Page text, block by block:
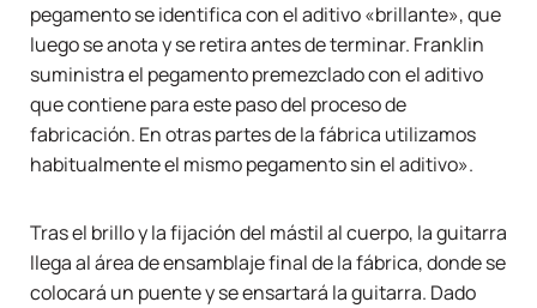
pegamento se identifica con el aditivo «brillante», que
luego se anota y se retira antes de terminar. Franklin
suministra el pegamento premezclado con el aditivo
que contiene para este paso del proceso de
fabricación. En otras partes de la fábrica utilizamos
habitualmente el mismo pegamento sin el aditivo».
Tras el brillo y la fijación del mástil al cuerpo, la guitarra
llega al área de ensamblaje final de la fábrica, donde se
colocará un puente y se ensartará la guitarra. Dado